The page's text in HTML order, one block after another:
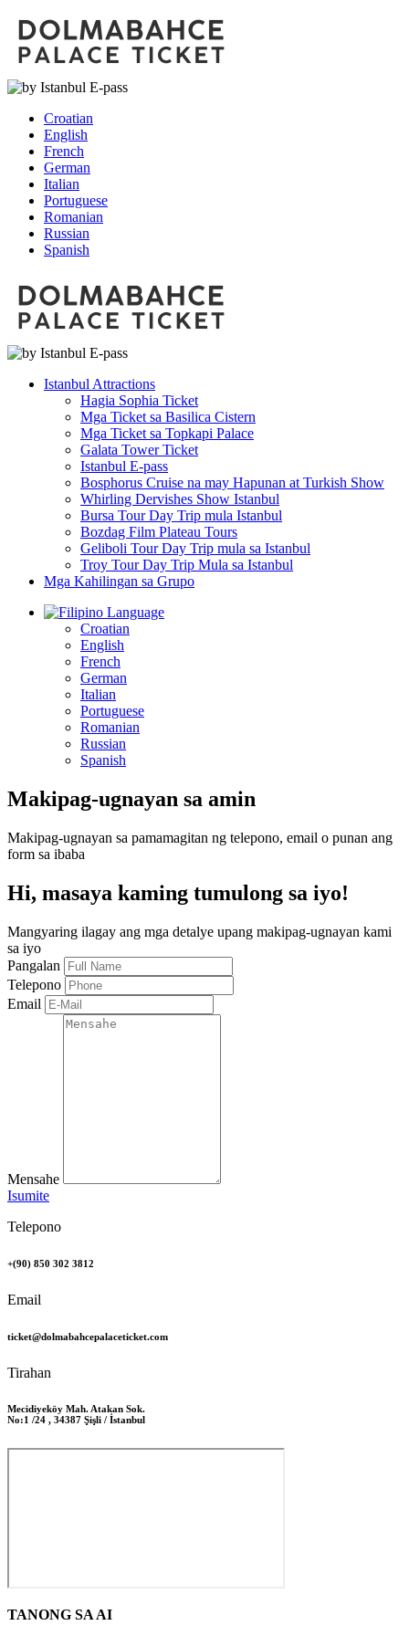
Croatian
English
French
German
Italian
Portuguese
Romanian
Russian
Spanish
Istanbul Attractions
Hagia Sophia Ticket
Mga Ticket sa Basilica Cistern
Mga Ticket sa Topkapi Palace
Galata Tower Ticket
Istanbul E-pass
Bosphorus Cruise na may Hapunan at Turkish Show
Whirling Dervishes Show Istanbul
Bursa Tour Day Trip mula Istanbul
Bozdag Film Plateau Tours
Geliboli Tour Day Trip mula sa Istanbul
Troy Tour Day Trip Mula sa Istanbul
Mga Kahilingan sa Grupo
Language
Croatian
English
French
German
Italian
Portuguese
Romanian
Russian
Spanish
Makipag-ugnayan sa amin
Makipag-ugnayan sa pamamagitan ng telepono, email o punan ang
form sa ibaba
Hi, masaya kaming tumulong sa iyo!
Mangyaring ilagay ang mga detalye upang makipag-ugnayan kami
sa iyo
Pangalan
Telepono
Email
Mensahe
Isumite
Telepono
+(90) 850 302 3812
Email
ticket@dolmabahcepalaceticket.com
Tirahan
Mecidiyeköy Mah. Atakan Sok.
No:1 /24 , 34387 Şişli / İstanbul
TANONG SA AI